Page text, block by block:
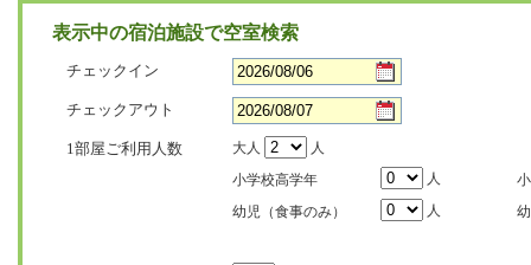
表示中の宿泊施設で空室検索
チェックイン
チェックアウト
1部屋ご利用人数 大人
人
小学校高学年
人
幼児（食事のみ）
人